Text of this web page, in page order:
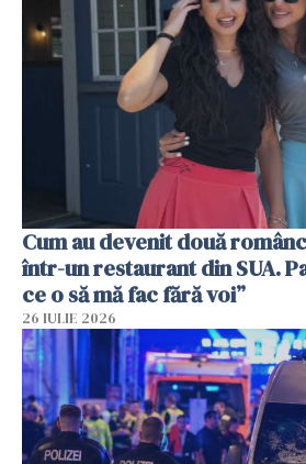
Cum au devenit două
într-un restaurant din SUA.
ce o să mă fac fără voi”
26 IULIE 2026